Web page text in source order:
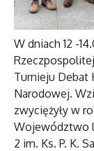
W dniach 12 -
Turnieju Debat
Narodowej.
zwyciężyły w
Województwo
2 im. Ks. P. K.